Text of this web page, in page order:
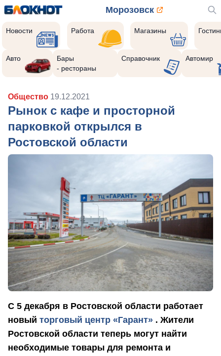
Морозовск
Новости Работа Магазины
Авто
Бары
- рестораны
Справочник Автомир
Общество 19.12.2021
Рынок с кафе и просторной
парковкой открылся в
Ростовской области
С 5 декабря в Ростовской области работает
новый торговый центр «Гарант» . Жители
Ростовской области теперь могут найти
необходимые товары для ремонта и